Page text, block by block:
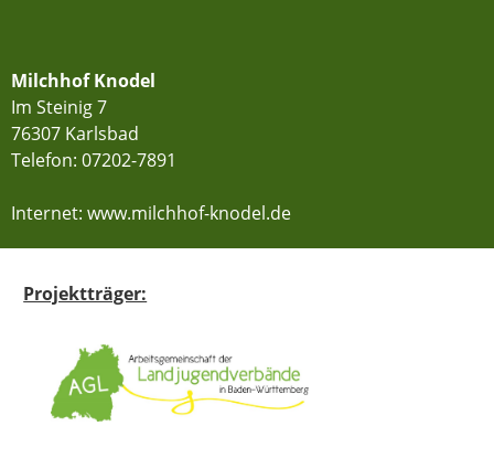
Milchhof Knodel
Im Steinig 7
76307 Karlsbad
Telefon: 07202-7891
Internet: www.milchhof-knodel.de
Projektträger: